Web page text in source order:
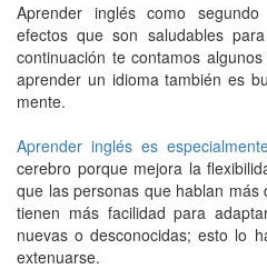
Aprender inglés como
efectos que son saludables
continuación te contamos
aprender un idioma también es
mente.
Aprender inglés es
cerebro porque mejora la
que las personas que hablan
tienen más facilidad para
nuevas o desconocidas; esto lo
extenuarse.